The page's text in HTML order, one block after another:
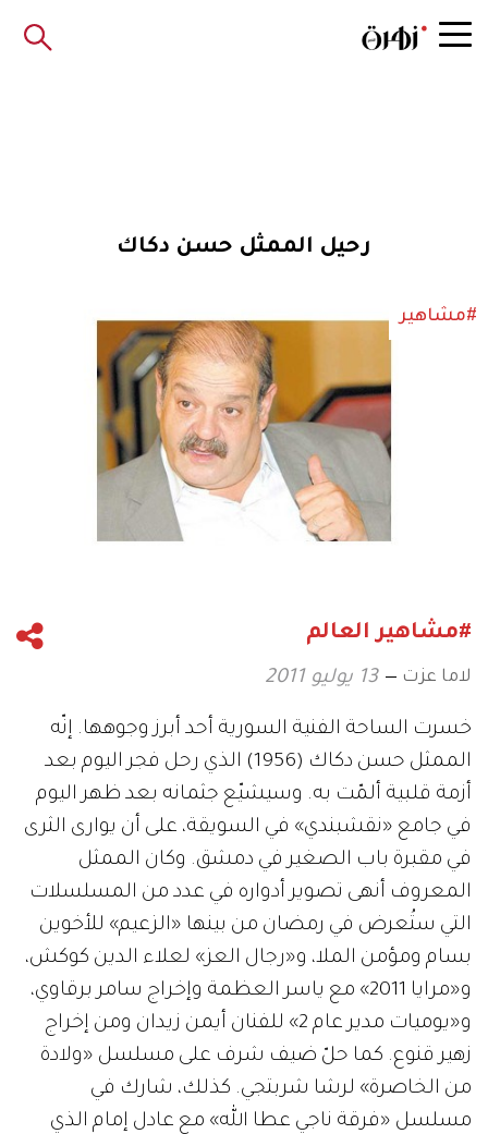
رحيل الممثل حسن دكاك
#مشاهير
#مشاهير العالم
لاما عزت 13 يوليو 2011
خسرت الساحة الفنية السورية أحد أبرز وجوهها. إنّه
الممثل حسن دكاك (1956) الذي رحل فجر اليوم بعد
أزمة قلبية ألمّت به. وسيشيّع جثمانه بعد ظهر اليوم
في جامع «نقشبندي» في السويقة، على أن يوارى الثرى
في مقبرة باب الصغير في دمشق. وكان الممثل
المعروف أنهى تصوير أدواره في عدد من المسلسلات
التي ستُعرض في رمضان من بينها «الزعيم» للأخوين
بسام ومؤمن الملا، و«رجال العز» لعلاء الدين كوكش،
و«مرايا 2011» مع ياسر العظمة وإخراج سامر برقاوي،
و«يوميات مدير عام 2» للفنان أيمن زيدان ومن إخراج
زهير قنوع. كما حلّ ضيف شرف على مسلسل «ولادة
من الخاصرة» لرشا شربتجي. كذلك، شارك في
مسلسل «فرقة ناجي عطا الله» مع عادل إمام الذي